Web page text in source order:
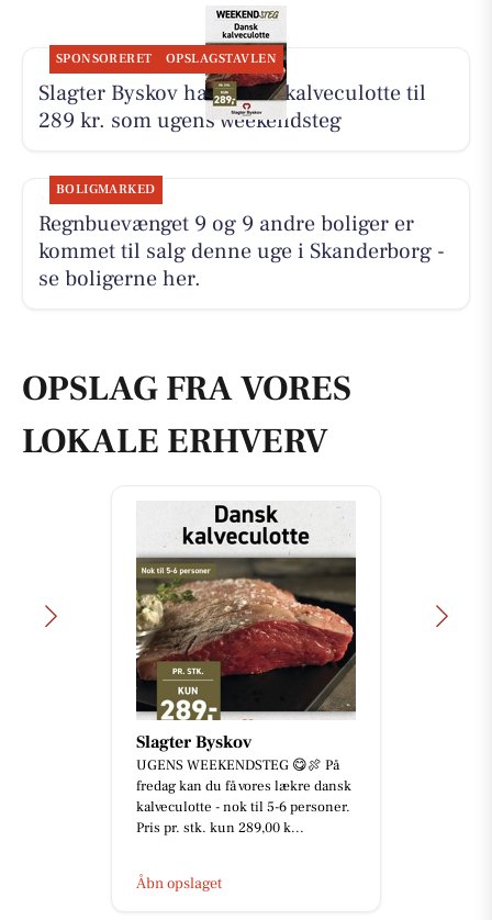
SPONSORERET OPSLAGSTAVLEN
Slagter Byskov har dansk kalveculotte til
289 kr. som ugens weekendsteg
BOLIGMARKED
Regnbuevænget 9 og 9 andre boliger er
kommet til salg denne uge i Skanderborg -
se boligerne her.
OPSLAG FRA VORES
LOKALE ERHVERV
Slagter Byskov
UGENS WEEKENDSTEG 😋🍖 På
fredag kan du få vores lækre dansk
kalveculotte - nok til 5-6 personer.
Pris pr. stk. kun 289,00 k...
Åbn opslaget